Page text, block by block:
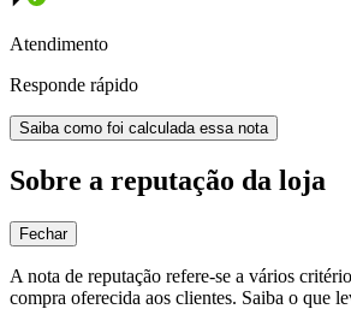
Atendimento
Responde rápido
Saiba como foi calculada essa nota
Sobre a reputação da loja
Fechar
A nota de reputação refere-se a vários
compra oferecida aos clientes. Saiba o que